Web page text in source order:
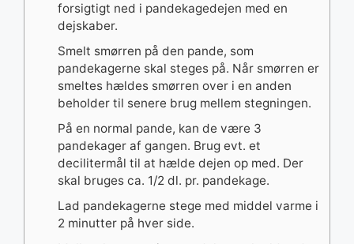
forsigtigt ned i pandekagedejen med en
dejskaber.
Smelt smørren på den pande, som
pandekagerne skal steges på. Når smørren er
smeltes hældes smørren over i en anden
beholder til senere brug mellem stegningen.
På en normal pande, kan de være 3
pandekager af gangen. Brug evt. et
decilitermål til at hælde dejen op med. Der
skal bruges ca. 1/2 dl. pr. pandekage.
Lad pandekagerne stege med middel varme i
2 minutter på hver side.